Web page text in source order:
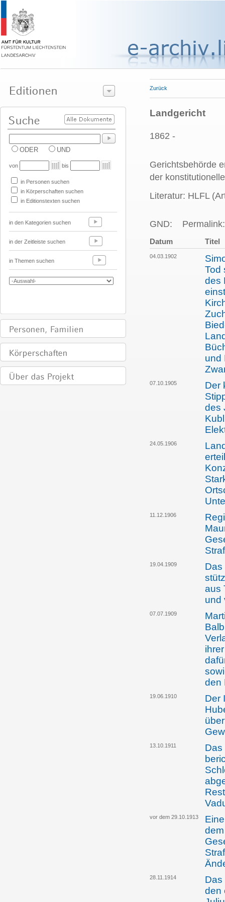
ODER UND
von bis
in Personen suchen
in Körperschaften suchen
in Editionstexten suchen
in den Kategorien suchen
in der Zeitleiste suchen
in Themen suchen
Zurück
Landgericht
1862 -
Gerichtsbehörde
der
Literatur: HLFL
GND:
Datum Titel
04.03.1902
Tod
des
und
07.10.1905
Der
des
24.05.1906
11.12.1906
19.04.1909
Das
aus
und
07.07.1909
den
19.06.1910
Der
13.10.1911
Das
vor dem 29.10.1913
28.11.1914
Das
den